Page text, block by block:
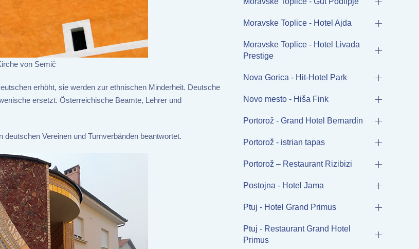
von Semič
erhöht, sie werden zur ethnischen Minderheit. Deutsche
ersetzt. Österreichische Beamte, Lehrer und
Vereinen und Turnverbänden beantwortet.
Moravske Toplice - Hotel Ajda
Moravske Toplice - Hotel Livada
Prestige
Nova Gorica - Hit-Hotel Park
Novo mesto - Hiša Fink
Portorož - Grand Hotel Bernardin
Portorož - istrian tapas
Portorož – Restaurant Rizibizi
Postojna - Hotel Jama
Ptuj - Hotel Grand Primus
Ptuj - Restaurant Grand Hotel
Primus